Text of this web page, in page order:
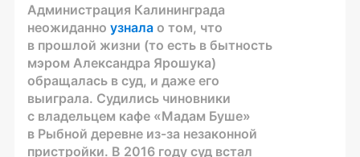
Администрация Калининграда
неожиданно узнала о том, что
в прошлой жизни (то есть в бытность
мэром Александра Ярошука)
обращалась в суд, и даже его
выиграла. Судились чиновники
с владельцем кафе «Мадам Буше»
в Рыбной деревне из-за незаконной
пристройки. В 2016 году суд встал